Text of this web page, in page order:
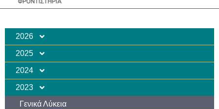
2026
2025
2024
2023
Γενικά Λύκεια